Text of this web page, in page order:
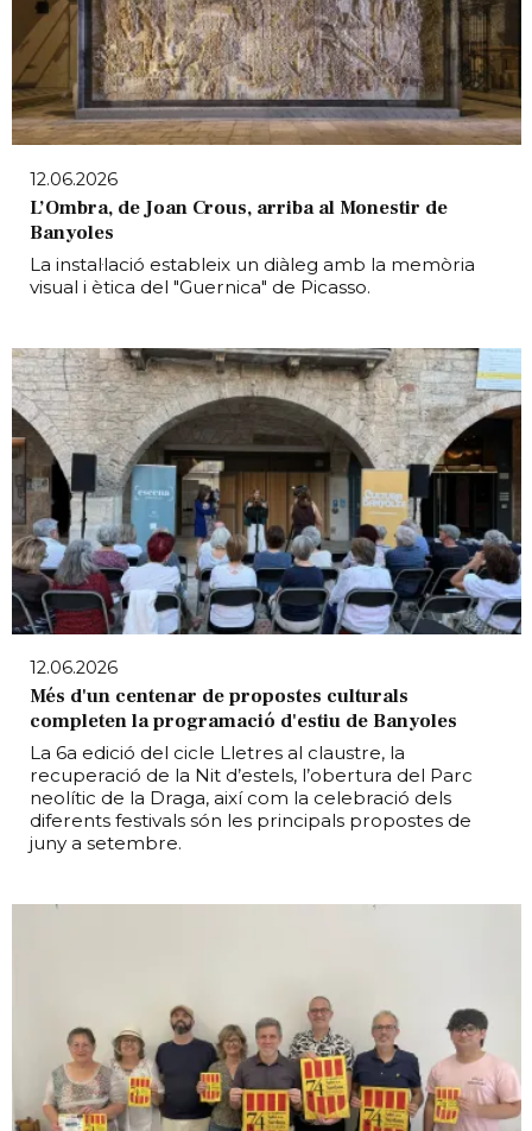
12.06.2026
L’Ombra, de Joan Crous, arriba al Monestir de
Banyoles
La instal·lació estableix un diàleg amb la memòria
visual i ètica del "Guernica" de Picasso.
12.06.2026
Més d'un centenar de propostes culturals
completen la programació d'estiu de Banyoles
La 6a edició del cicle Lletres al claustre, la
recuperació de la Nit d’estels, l’obertura del Parc
neolític de la Draga, així com la celebració dels
diferents festivals són les principals propostes de
juny a setembre.